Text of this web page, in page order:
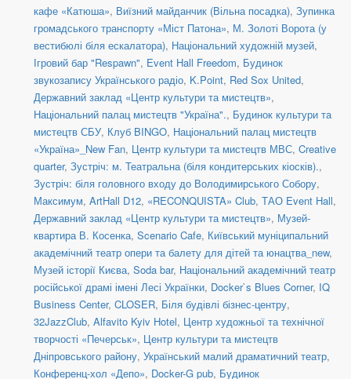
кафе «Катюша», Виїзний майданчик (Вільна посадка), Зупинка
громадського транспорту «Міст Патона», М. Золоті Ворота (у
вестибюлі біля ескалатора), Національний художній музей,
Ігровий бар "Respawn", Event Hall Freedom, Будинок
звукозапису Українського радіо, K.Point, Red Sox United,
Державний заклад «Центр культури та мистецтв»,
Національний палац мистецтв "Україна"., Будинок культури та
мистецтв СБУ, Клуб BINGO, Національний палац мистецтв
«Україна»_New Fan, Центр культури та мистецтв МВС, Creative
quarter, Зустріч: м. Театральна (біля кондитерських кіосків).,
Зустріч: біля головного входу до Володимирського Собору,
Максимум, ArtHall D12, «RECONQUISTA» Club, ТАО Event Hall,
Державний заклад «Центр культури та мистецтв», Музей-
квартира В. Косенка, Scenario Cafe, Київський муніципальний
академічний театр опери та балету для дітей та юнацтва_new,
Музей історії Києва, Soda bar, Національний академічний театр
російської драмі імені Лесі Українки, Docker`s Blues Corner, IQ
Business Center, CLOSER, Біля будівлі бізнес-центру,
32JazzClub, Alfavito Kyiv Hotel, Центр художньої та технічної
творчості «Печерськ», Центр культури та мистецтв
Дніпровського району, Український малий драматичний театр,
Конференц-хол «Депо», Docker-G pub, Будинок